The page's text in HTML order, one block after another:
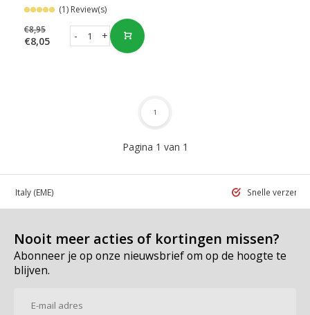
(1) Review(s)
€8,95
€8,05 +
Pagina 1 van 1
1
in Italy (EME) Snelle
Nooit meer acties of kortingen missen?
Abonneer je op onze nieuwsbrief om op de hoogte te
blijven.